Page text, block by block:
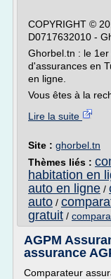
COPYRIGHT ©
D0717632010 -
Ghorbel.tn : le
d'assurances en
en ligne.
Vous êtes à la
Lire la suite
Site : ghorbel.tn
Thèmes liés :
habitation en
auto en ligne /
auto /
gratuit /
AGPM
assurance
Comparateur